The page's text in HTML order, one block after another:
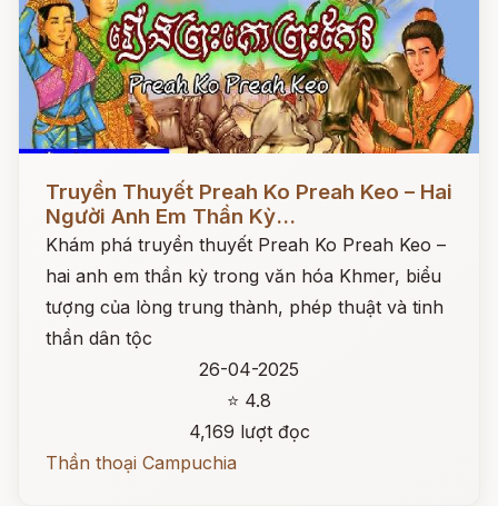
Đọc ngay
Truyền Thuyết Preah Ko Preah Keo – Hai
Người Anh Em Thần Kỳ...
Khám phá truyền thuyết Preah Ko Preah Keo –
hai anh em thần kỳ trong văn hóa Khmer, biểu
tượng của lòng trung thành, phép thuật và tinh
thần dân tộc
26-04-2025
⭐ 4.8
4,169 lượt đọc
Thần thoại Campuchia